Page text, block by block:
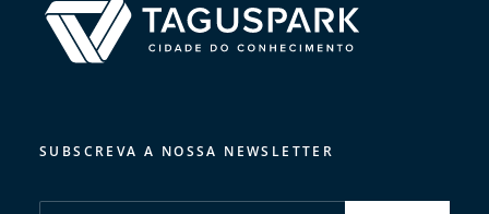
SUBSCREVA A NOSSA NEWSLETTER